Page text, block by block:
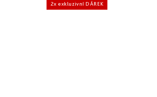
2x exkluzivní DÁREK